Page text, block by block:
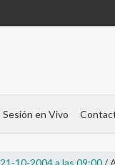
Sesión en Vivo